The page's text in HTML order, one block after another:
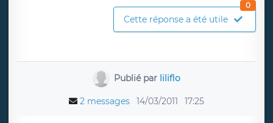
Cette réponse a été utile
0
Publié par liliflo
2 messages 14/03/2011 17:25